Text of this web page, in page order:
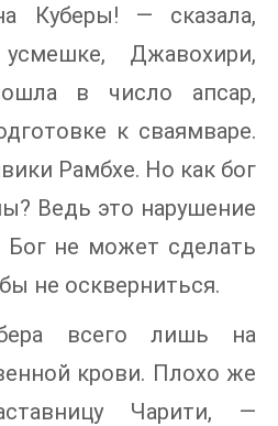
Куберы! — сказала,
Джавохири,
в число апсар,
к сваямваре.
Рамбхе. Но как бог
Ведь это нарушение
Бог не может сделать
не оскверниться.
всего лишь на
крови. Плохо же
Чарити, —